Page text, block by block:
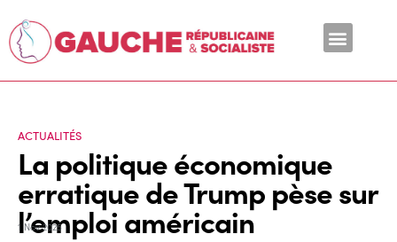
ACTUALITÉS
La politique économique
erratique de Trump pèse sur
l’emploi américain
1 Nov 2025